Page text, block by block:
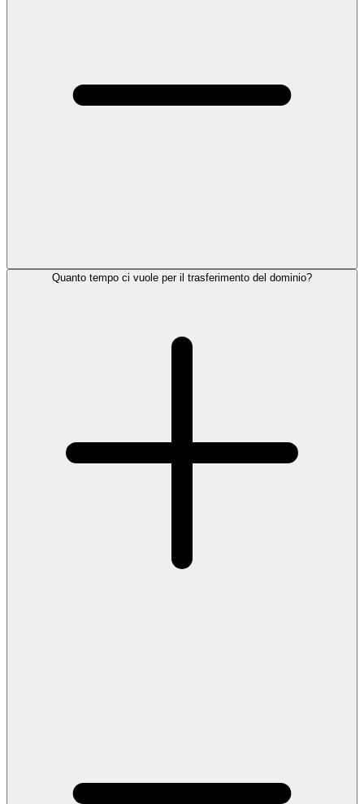
Quanto tempo ci vuole per il trasferimento del dominio?